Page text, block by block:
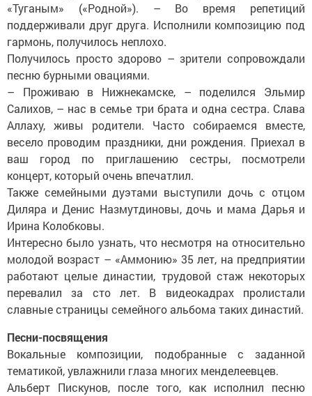
«Туганым» («Родной»). – Во время репетиций
поддерживали друг друга. Исполнили композицию под
гармонь, получилось неплохо.
Получилось просто здорово – зрители сопровождали
песню бурными овациями.
– Проживаю в Нижнекамске, – поделился Эльмир
Салихов, – нас в семье три брата и одна сестра. Слава
Аллаху, живы родители. Часто собираемся вместе,
весело проводим праздники, дни рождения. Приехал в
ваш город по приглашению сестры, посмотрели
концерт, который очень впечатлил.
Также семейными дуэтами выступили дочь с отцом
Диляра и Денис Назмутдиновы, дочь и мама Дарья и
Ирина Колобковы.
Интересно было узнать, что несмотря на относительно
молодой возраст – «Аммонию» 35 лет, на предприятии
работают целые династии, трудовой стаж некоторых
перевалил за сто лет. В видеокадрах пролистали
славные страницы семейного альбома таких династий.
Песни-посвящения
Вокальные композиции, подобранные с заданной
тематикой, увлажнили глаза многих менделеевцев.
Альберт Пискунов, после того, как исполнил песню